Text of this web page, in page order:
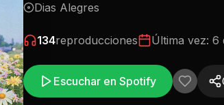
Dias Alegres
134reproducciones Última vez: 6
Escuchar en Spotify